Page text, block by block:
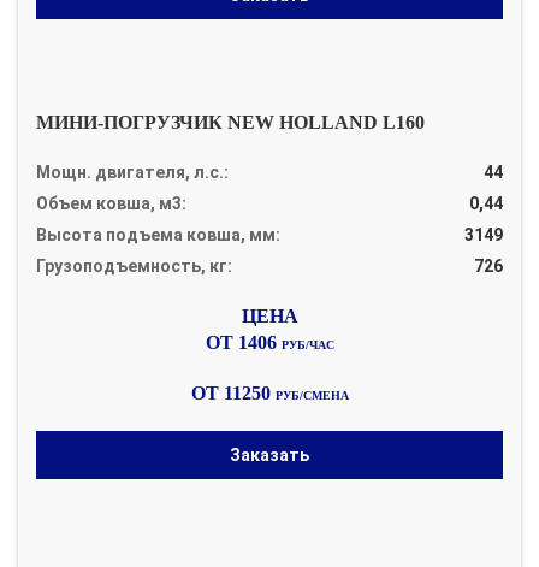
МИНИ-ПОГРУЗЧИК NEW HOLLAND L160
Мощн. двигателя, л.с.:
44
Объем ковша, м3:
0,44
Высота подъема ковша, мм:
3149
Грузоподъемность, кг:
726
ОТ 1406 РУБ/ЧАС
ОТ 11250 РУБ/СМЕНА
Заказать